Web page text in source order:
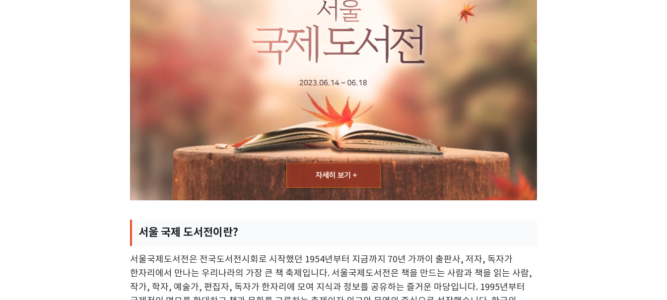
서울 국제 도서전이란?
서울국제도서전은 전국도서전시회로 시작했던 1954년부터 지금까지 70년 가까이 출판사, 저자, 독자가
한자리에서 만나는 우리나라의 가장 큰 책 축제입니다. 서울국제도서전은 책을 만드는 사람과 책을 읽는 사람,
작가, 학자, 예술가, 편집자, 독자가 한자리에 모여 지식과 정보를 공유하는 즐거운 마당입니다. 1995년부터